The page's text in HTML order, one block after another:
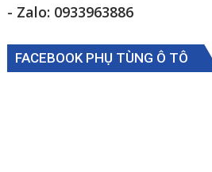
- Zalo: 0933963886
FACEBOOK PHỤ TÙNG Ô TÔ